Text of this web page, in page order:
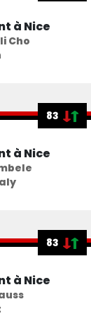
à Nice
Cho
83
à Nice
83
à Nice